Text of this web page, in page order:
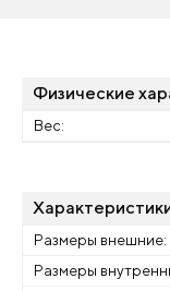
Физические
Вес:
Размеры внешние:
Размеры